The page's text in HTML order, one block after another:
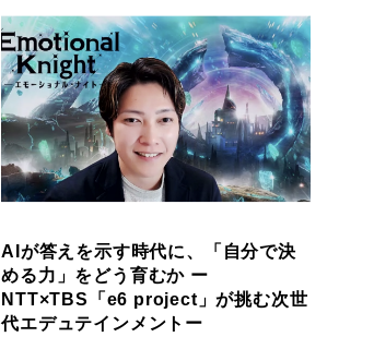
AIが答えを示す時代に、「自分で決
める力」をどう育むか ー
NTT×TBS「e6 project」が挑む次世
代エデュテインメントー